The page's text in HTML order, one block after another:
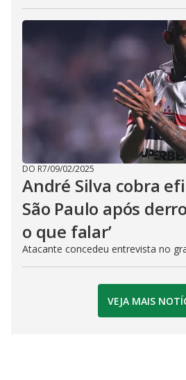
DO R7/09/02/2025
André Silva cobra
São Paulo após
o que falar’
Atacante concedeu entrevista no
VEJA MAIS